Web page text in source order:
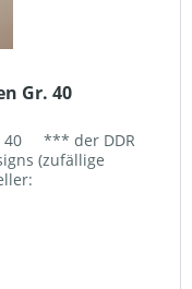
Gr. 40
40 *** der DDR
(zufällige